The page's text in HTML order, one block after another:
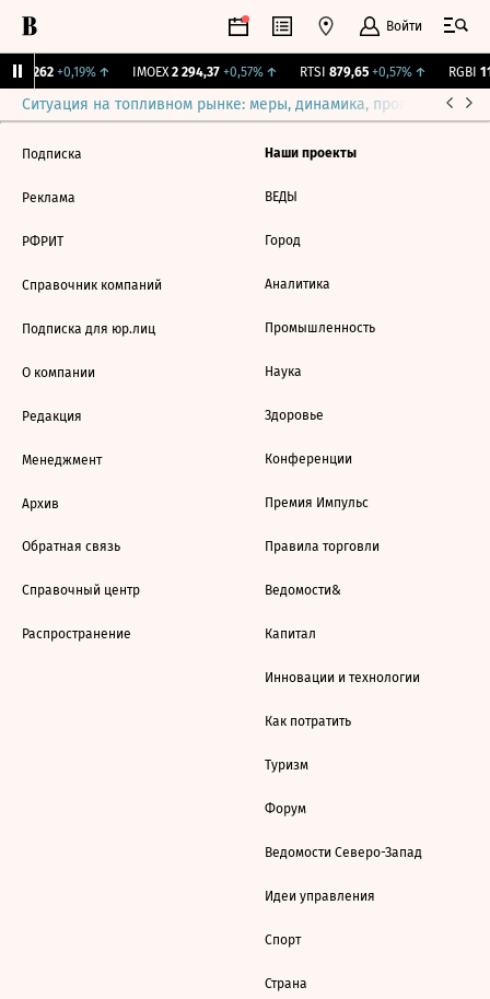
Войти
12,262 +0,19%↑ IMOEX 2 294,37 +0,57%↑ RTSI 879,65 +0,57%↑ RGBI
Ситуация на топливном рынке: меры, динамика, прогнозы
Подписка
Реклама
РФРИТ
Справочник компаний
Подписка для юр.лиц
О компании
Редакция
Менеджмент
Архив
Обратная связь
Справочный центр
Распространение
Наши проекты
ВЕДЫ
Город
Аналитика
Промышленность
Наука
Здоровье
Конференции
Премия Импульс
Правила торговли
Ведомости&
Капитал
Инновации и технологии
Как потратить
Туризм
Форум
Ведомости Северо-Запад
Идеи управления
Спорт
Страна